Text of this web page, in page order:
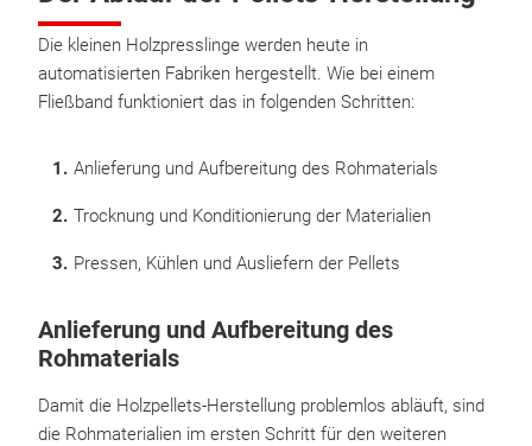
Die kleinen Holzpresslinge werden heute in
automatisierten Fabriken hergestellt. Wie bei einem
Fließband funktioniert das in folgenden Schritten:
Anlieferung und Aufbereitung des Rohmaterials
Trocknung und Konditionierung der Materialien
Pressen, Kühlen und Ausliefern der Pellets
Anlieferung und Aufbereitung des
Rohmaterials
Damit die Holzpellets-Herstellung problemlos abläuft, sind
die Rohmaterialien im ersten Schritt für den weiteren